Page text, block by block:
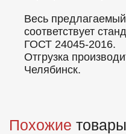
Весь
соответствует
ГОСТ 24045-2016.
Отгрузка
Челябинск.
Похожие товары